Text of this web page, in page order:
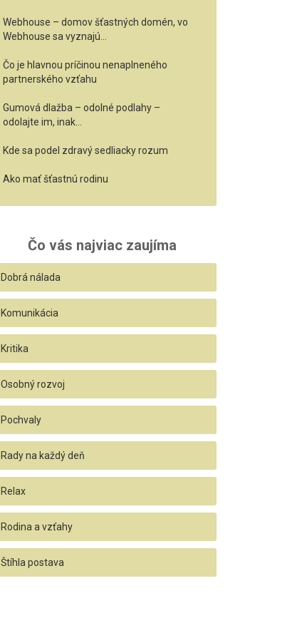
Webhouse – domov šťastných domén, vo
Webhouse sa vyznajú…
Čo je hlavnou príčinou nenaplneného
partnerského vzťahu
Gumová dlažba – odolné podlahy –
odolajte im, inak…
Kde sa podel zdravý sedliacky rozum
Ako mať šťastnú rodinu
Čo vás najviac zaujíma
Dobrá nálada
Komunikácia
Kritika
Osobný rozvoj
Pochvaly
Rady na každý deň
Relax
Rodina a vzťahy
Štíhla postava